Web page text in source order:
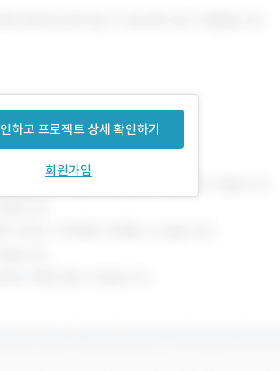
하고 프로젝트 상세 확인하기
회원가입